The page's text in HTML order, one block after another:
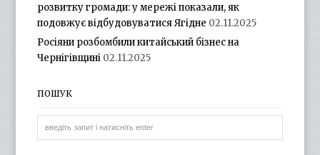
розвитку громади: у мережі показали, як
подовжує відбудовуватися Ягідне 02.11.2025
Росіяни розбомбили китайський бізнес на
Чернігівщині 02.11.2025
ПОШУК